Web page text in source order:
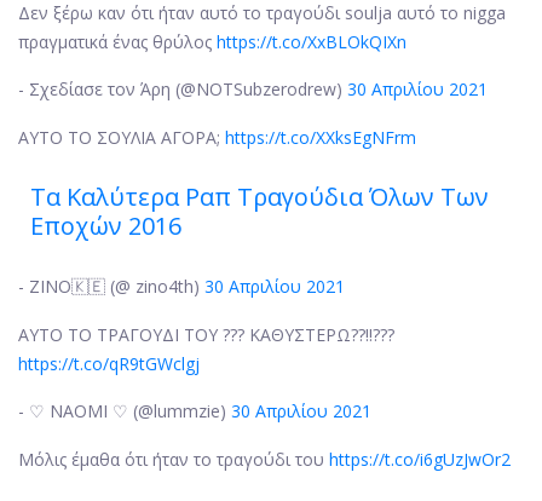
Δεν ξέρω καν ότι ήταν αυτό το τραγούδι soulja αυτό το nigga
πραγματικά ένας θρύλος https://t.co/XxBLOkQIXn
- Σχεδίασε τον Άρη (@NOTSubzerodrew) 30 Απριλίου 2021
ΑΥΤΟ ΤΟ ΣΟΥΛΙΑ ΑΓΟΡΑ; https://t.co/XXksEgNFrm
Τα Καλύτερα Ραπ Τραγούδια Όλων Των
Εποχών 2016
- ZINO🇰🇪 (@ zino4th) 30 Απριλίου 2021
ΑΥΤΟ ΤΟ ΤΡΑΓΟΥΔΙ ΤΟΥ ??? ΚΑΘΥΣΤΕΡΩ??!!???
https://t.co/qR9tGWclgj
- ♡ NAOMI ♡ (@lummzie) 30 Απριλίου 2021
Μόλις έμαθα ότι ήταν το τραγούδι του https://t.co/i6gUzJwOr2